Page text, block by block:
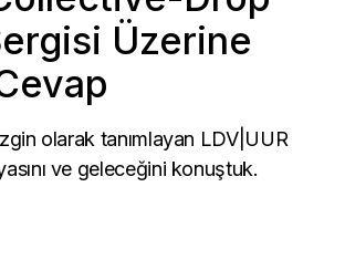
Üzerine
olarak tanımlayan LDV|UUR
ve geleceğini konuştuk.